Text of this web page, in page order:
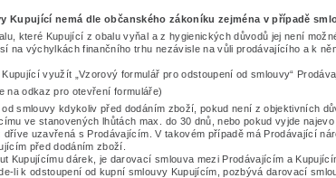
Kupující nemá dle občanského zákoníku zejména v případě
které Kupující z obalu vyňal a z hygienických důvodů jej není
na výchylkách finančního trhu nezávisle na vůli prodávajícího a k
využít „Vzorový formulář pro odstoupení od smlouvy“
na odkaz pro otevření formuláře)
smlouvy kdykoliv před dodáním zboží, pokud není z objektivních
ve stanovených lhůtách max. do 30 dnů, nebo pokud vyjde
uzavřená s Prodávajícím. V takovém případě má Prodávající
před dodáním zboží.
Kupujícímu dárek, je darovací smlouva mezi Prodávajícím a
li k odstoupení od kupní smlouvy Kupujícím, pozbývá darovací